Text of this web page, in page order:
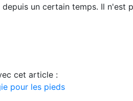
un certain temps. Il n'est
cet article :
pour les pieds